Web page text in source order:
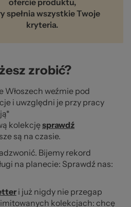
ofercie produktu,
spełnia wszystkie Twoje
kryteria.
zrobić?
Włoszech weźmie pod
i uwzględni je przy pracy
kolekcjęsprawdź
są na czasie.
Bijemy rekord
na planecie: Sprawdź nas:
i już nigdy nie przegap
kolekcjach: chcę